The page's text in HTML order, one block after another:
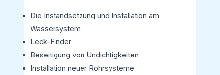
Die Instandsetzung und Installation am
Wassersystem
Leck-Finder
Beseitigung von Undichtigkeiten
Installation neuer Rohrsysteme